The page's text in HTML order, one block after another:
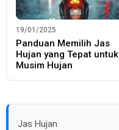
19/01/2025
Panduan Memilih Jas
Hujan yang Tepat untuk
Musim Hujan
Jas Hujan